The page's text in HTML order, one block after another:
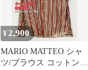
¥ 2,900
MARIO MATTEO シャ
ツ/ブラウス コットン